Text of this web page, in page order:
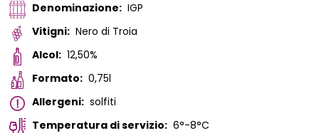
Denominazione: IGP
Vitigni: Nero di Troia
Alcol: 12,50%
Formato: 0,75l
Allergeni: solfiti
Temperatura di servizio: 6°-8°C